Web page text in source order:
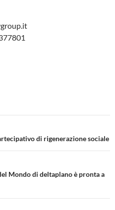
di rigenerazione sociale
Mondo di deltaplano è pronta a